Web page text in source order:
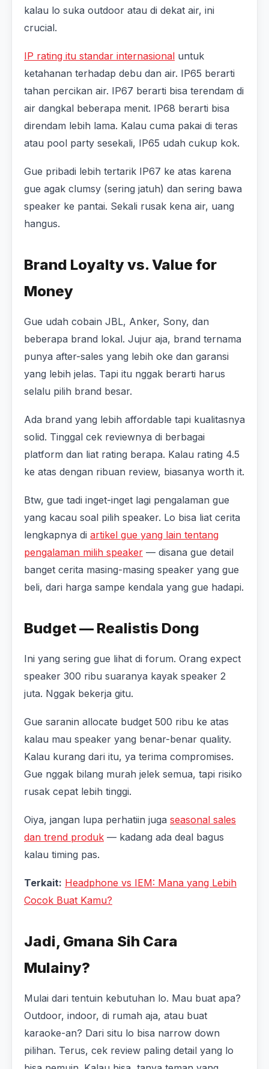
kalau lo suka outdoor atau di dekat air, ini
crucial.
IP rating itu standar internasional untuk
ketahanan terhadap debu dan air. IP65 berarti
tahan percikan air. IP67 berarti bisa terendam di
air dangkal beberapa menit. IP68 berarti bisa
direndam lebih lama. Kalau cuma pakai di teras
atau pool party sesekali, IP65 udah cukup kok.
Gue pribadi lebih tertarik IP67 ke atas karena
gue agak clumsy (sering jatuh) dan sering bawa
speaker ke pantai. Sekali rusak kena air, uang
hangus.
Brand Loyalty vs. Value for
Money
Gue udah cobain JBL, Anker, Sony, dan
beberapa brand lokal. Jujur aja, brand ternama
punya after-sales yang lebih oke dan garansi
yang lebih jelas. Tapi itu nggak berarti harus
selalu pilih brand besar.
Ada brand yang lebih affordable tapi kualitasnya
solid. Tinggal cek reviewnya di berbagai
platform dan liat rating berapa. Kalau rating 4.5
ke atas dengan ribuan review, biasanya worth it.
Btw, gue tadi inget-inget lagi pengalaman gue
yang kacau soal pilih speaker. Lo bisa liat cerita
lengkapnya di artikel gue yang lain tentang
pengalaman milih speaker — disana gue detail
banget cerita masing-masing speaker yang gue
beli, dari harga sampe kendala yang gue hadapi.
Budget — Realistis Dong
Ini yang sering gue lihat di forum. Orang expect
speaker 300 ribu suaranya kayak speaker 2
juta. Nggak bekerja gitu.
Gue saranin allocate budget 500 ribu ke atas
kalau mau speaker yang benar-benar quality.
Kalau kurang dari itu, ya terima compromises.
Gue nggak bilang murah jelek semua, tapi risiko
rusak cepat lebih tinggi.
Oiya, jangan lupa perhatiin juga seasonal sales
dan trend produk — kadang ada deal bagus
kalau timing pas.
Terkait: Headphone vs IEM: Mana yang Lebih
Cocok Buat Kamu?
Jadi, Gmana Sih Cara
Mulainy?
Mulai dari tentuin kebutuhan lo. Mau buat apa?
Outdoor, indoor, di rumah aja, atau buat
karaoke-an? Dari situ lo bisa narrow down
pilihan. Terus, cek review paling detail yang lo